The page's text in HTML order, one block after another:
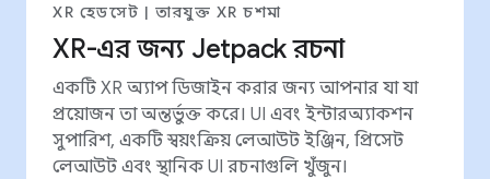
XR হেডসেট | তারযুক্ত XR চশমা
XR-এর জন্য Jetpack রচনা
একটি XR অ্যাপ ডিজাইন করার জন্য আপনার যা যা
প্রয়োজন তা অন্তর্ভুক্ত করে। UI এবং ইন্টারঅ্যাকশন
সুপারিশ, একটি স্বয়ংক্রিয় লেআউট ইঞ্জিন, প্রিসেট
লেআউট এবং স্থানিক UI রচনাগুলি খুঁজুন।